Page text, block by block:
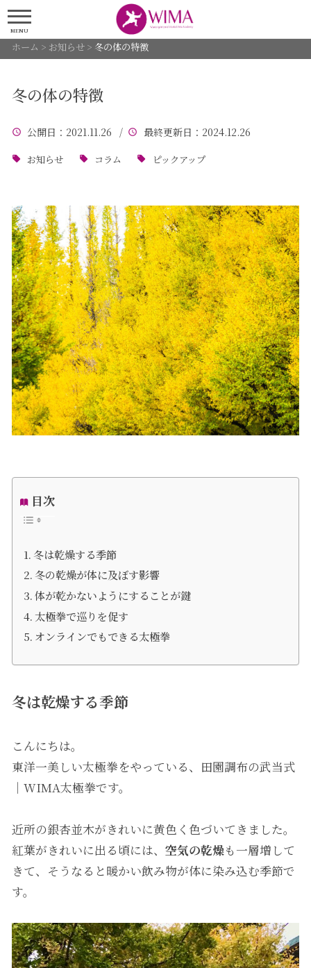
MENU
ホーム > お知らせ> 冬の体の特徴
冬の体の特徴
公開日 ：2021.11.26 / 最終更新日 ：2024.12.26
お知らせ コラム ピックアップ
目次
冬は乾燥する季節
冬の乾燥が体に及ぼす影響
体が乾かないようにすることが鍵
太極拳で巡りを促す
オンラインでもできる太極拳
冬は乾燥する季節
こんにちは。
東洋一美しい太極拳をやっている、田園調布の武当式
｜WIMA太極拳です。
近所の銀杏並木がきれいに黄色く色づいてきました。
紅葉がきれいに出る頃には、 空気の乾燥も一層増して
きて、そうなると暖かい飲み物が体に染み込む季節で
す。